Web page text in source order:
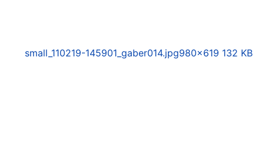
small_110219-145901_gaber014.jpg980×619 132 KB